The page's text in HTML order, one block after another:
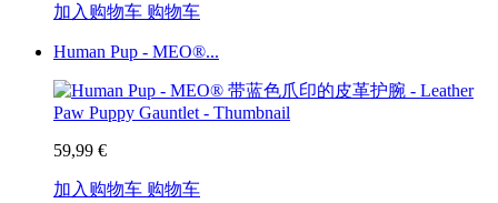
加入购物车 购物车
Human Pup - MEO®...
59,99 €
加入购物车 购物车